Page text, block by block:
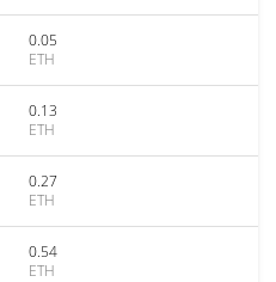
0.05
ETH
0.13
ETH
0.27
ETH
0.54
ETH